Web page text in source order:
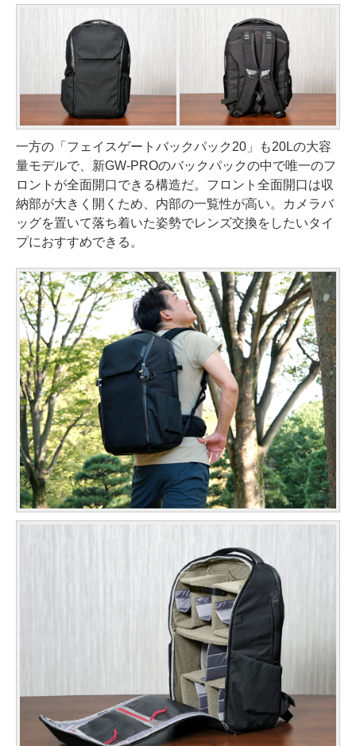
一方の「フェイスゲートバックパック20」も20Lの大容
量モデルで、新GW-PROのバックパックの中で唯一のフ
ロントが全面開口できる構造だ。フロント全面開口は収
納部が大きく開くため、内部の一覧性が高い。カメラバ
ッグを置いて落ち着いた姿勢でレンズ交換をしたいタイ
プにおすすめできる。